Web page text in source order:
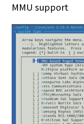
MMU support